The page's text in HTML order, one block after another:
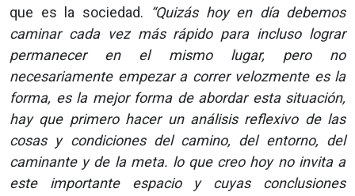
que es la sociedad.
“Quizás hoy en día debemos
caminar cada vez más rápido para incluso lograr
permanecer en el mismo lugar, pero no
necesariamente empezar a correr velozmente es la
forma, es la mejor forma de abordar esta situación,
hay que primero hacer un análisis reflexivo de las
cosas y condiciones del camino, del entorno, del
caminante y de la meta. lo que creo hoy no invita a
este importante espacio y cuyas conclusiones